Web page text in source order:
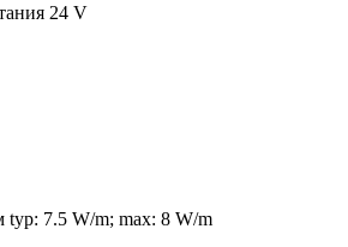
24 V
typ: 7.5 W/m; max: 8 W/m